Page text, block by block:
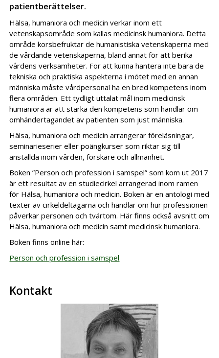
patientberättelser.
Hälsa, humaniora och medicin verkar inom ett
vetenskapsområde som kallas medicinsk humaniora. Detta
område korsbefruktar de humanistiska vetenskaperna med
de vårdande vetenskaperna, bland annat för att berika
vårdens verksamheter. För att kunna hantera inte bara de
tekniska och praktiska aspekterna i mötet med en annan
människa måste vårdpersonal ha en bred kompetens inom
flera områden. Ett tydligt uttalat mål inom medicinsk
humaniora är att stärka den kompetens som handlar om
omhändertagandet av patienten som just människa.
Hälsa, humaniora och medicin arrangerar föreläsningar,
seminarieserier eller poängkurser som riktar sig till
anställda inom vården, forskare och allmänhet.
Boken ”Person och profession i samspel” som kom ut 2017
är ett resultat av en studiecirkel arrangerad inom ramen
för Hälsa, humaniora och medicin. Boken är en antologi med
texter av cirkeldeltagarna och handlar om hur professionen
påverkar personen och tvärtom. Här finns också avsnitt om
Hälsa, humaniora och medicin samt medicinsk humaniora.
Boken finns online här:
Person och profession i samspel
Kontakt